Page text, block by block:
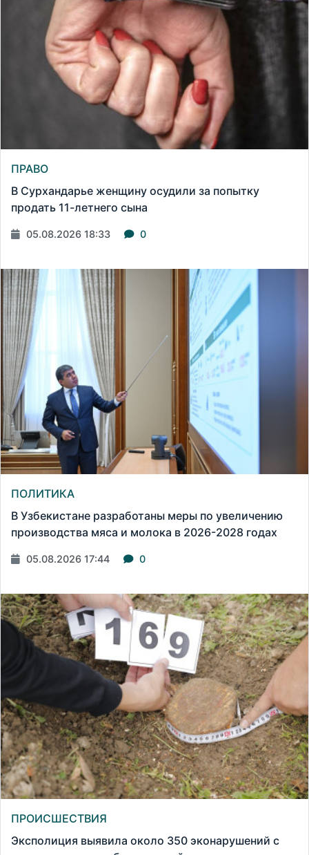
ПРАВО
В Сурхандарье женщину осудили за попытку
продать 11-летнего сына
05.08.2026 18:33 0
ПОЛИТИКА
В Узбекистане разработаны меры по увеличению
производства мяса и молока в 2026-2028 годах
05.08.2026 17:44 0
ПРОИСШЕСТВИЯ
Эксполиция выявила около 350 эконарушений с